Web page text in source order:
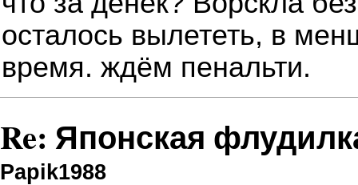
осталось вылететь, в
время. ждём пенальти.
Re: Японская
Papik1988